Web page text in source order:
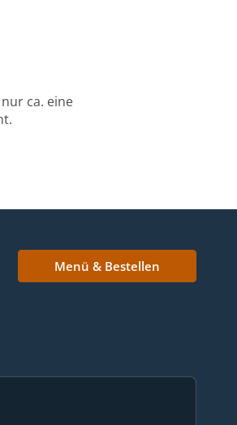
ca. eine
Menü & Bestellen